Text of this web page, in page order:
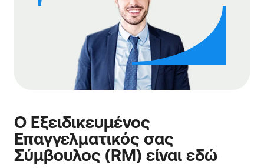
Ο Εξειδικευμένος
Επαγγελματικός σας
Σύμβουλος (RM) είναι εδώ